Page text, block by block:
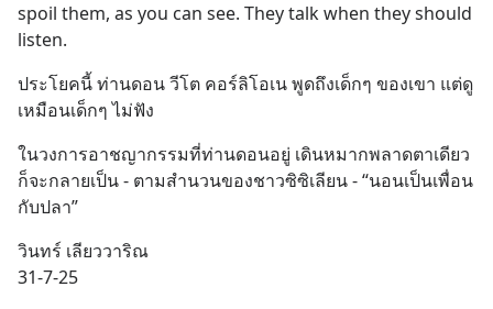
spoil them, as you can see. They talk when they should
listen.
ประโยคนี้ ท่านดอน วีโต คอร์ลิโอเน พูดถึงเด็กๆ ของเขา แต่ดู
เหมือนเด็กๆ ไม่ฟัง
ในวงการอาชญากรรมที่ท่านดอนอยู่ เดินหมากพลาดตาเดียว
ก็จะกลายเป็น - ตามสำนวนของชาวซิซิเลียน - “นอนเป็นเพื่อน
กับปลา”
วินทร์ เลียววาริณ
31-7-25